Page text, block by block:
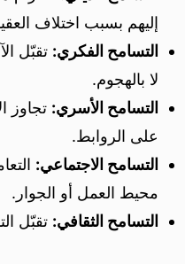
إليهم بسبب اختلاف
التسامح الفكري: تقبّل
لا بالهجوم.
التسامح الأسري: تجاوز
على الروابط.
التسامح الاجتماعي:
محيط العمل أو الجوار.
التسامح الثقافي: تقبّل